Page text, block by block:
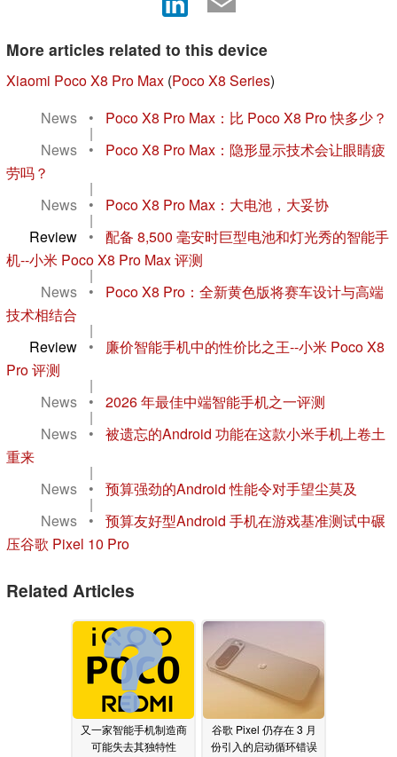
More articles related to this device
Xiaomi Poco X8 Pro Max (Poco X8 Series)
News
• Poco X8 Pro Max：比 Poco X8 Pro 快多少？
|
News
•
Poco X8 Pro Max：隐形显示技术会让眼睛疲
劳吗？
|
News
• Poco X8 Pro Max：大电池，大妥协
|
Review
•
配备 8,500 毫安时巨型电池和灯光秀的智能手
机--小米 Poco X8 Pro Max 评测
|
News
•
Poco X8 Pro：全新黄色版将赛车设计与高端
技术相结合
|
Review
•
廉价智能手机中的性价比之王--小米 Poco X8
Pro 评测
|
News
• 2026 年最佳中端智能手机之一评测
|
News
•
被遗忘的Android 功能在这款小米手机上卷土
重来
|
News
• 预算强劲的Android 性能令对手望尘莫及
|
News
•
预算友好型Android 手机在游戏基准测试中碾
压谷歌 Pixel 10 Pro
Related Articles
又一家智能手机制造商
可能失去其独特性
谷歌 Pixel 仍存在 3 月
份引入的启动循环错误